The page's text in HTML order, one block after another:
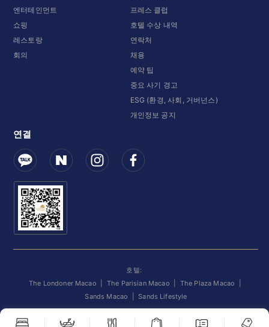
엔터테인먼트
쇼핑
레스토랑
회의
프레스 클럽
호텔 수상 내역
연락처
채용
예약 팁
중요 사기 경고
ESG (환경, 사회, 거버넌스)
개인정보 공지
연결
호텔:
The Londoner Macao
The Parisian Macao The Plaza Macao
Sands Macao |Sands Lifestyle